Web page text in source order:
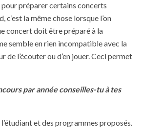
préparer certains concerts
c’est la même chose lorsque l’on
concert doit être préparé à la
semble en rien incompatible avec la
de l’écouter ou d’en jouer. Ceci permet
par année conseilles-tu à tes
l’étudiant et des programmes proposés.